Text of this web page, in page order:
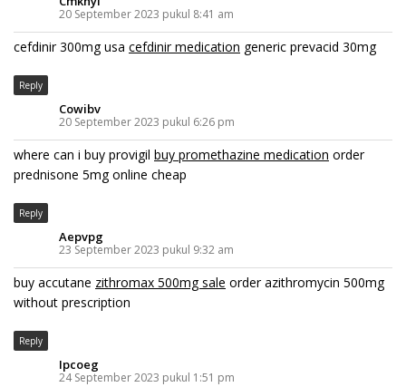
20 September 2023 pukul 8:41 am
cefdinir 300mg usa cefdinir medication generic prevacid 30mg
Reply
Cowibv
20 September 2023 pukul 6:26 pm
where can i buy provigil buy promethazine medication order
prednisone 5mg online cheap
Reply
Aepvpg
23 September 2023 pukul 9:32 am
buy accutane zithromax 500mg sale order azithromycin 500mg
without prescription
Reply
Ipcoeg
24 September 2023 pukul 1:51 pm